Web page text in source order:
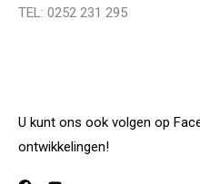
TEL: 0252 231 295
U kunt ons ook volgen op
ontwikkelingen!